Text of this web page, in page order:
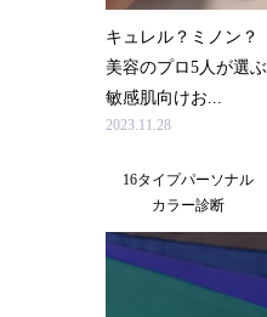
キュレル？ミノン？
美容のプロ5人が選ぶ
敏感肌向けお...
2023.11.28
16タイプパーソナル
カラー診断